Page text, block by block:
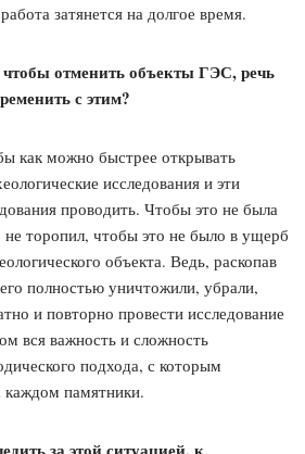
затянется на долгое время.
отменить объекты ГЭС, речь
с этим?
как можно быстрее открывать
исследования и эти
проводить. Чтобы это не была
не торопил, чтобы это не было в ущерб
объекта. Ведь, раскопав
полностью уничтожили, убрали,
и повторно провести исследование
вся важность и сложность
подхода, с которым
каждом памятники.